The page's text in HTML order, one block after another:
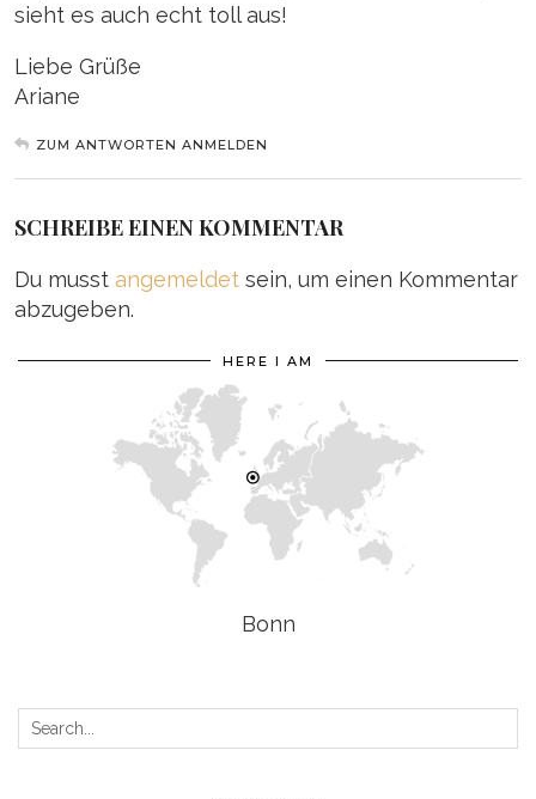
sieht es auch echt toll aus!
Liebe Grüße
Ariane
ZUM ANTWORTEN ANMELDEN
SCHREIBE EINEN KOMMENTAR
Du musst angemeldet sein, um einen Kommentar
abzugeben.
HERE I AM
Bonn